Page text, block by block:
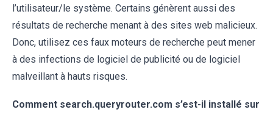
l’utilisateur/le système. Certains génèrent aussi des
résultats de recherche menant à des sites web malicieux.
Donc, utilisez ces faux moteurs de recherche peut mener
à des infections de logiciel de publicité ou de logiciel
malveillant à hauts risques.
Comment search.queryrouter.com s’est-il installé sur